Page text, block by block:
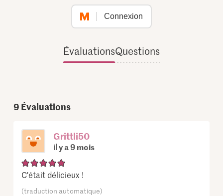
Connexion
ÉvaluationsQuestions
9 Évaluations
Grittli50
il y a 9 mois
C'était délicieux !
(traduction automatique)